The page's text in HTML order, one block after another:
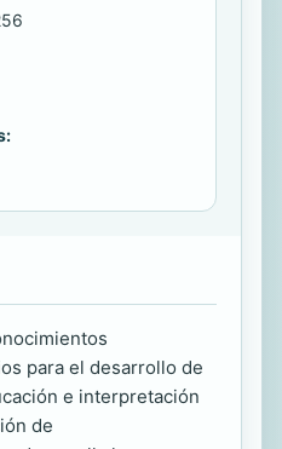
para el desarrollo de
e interpretación
de